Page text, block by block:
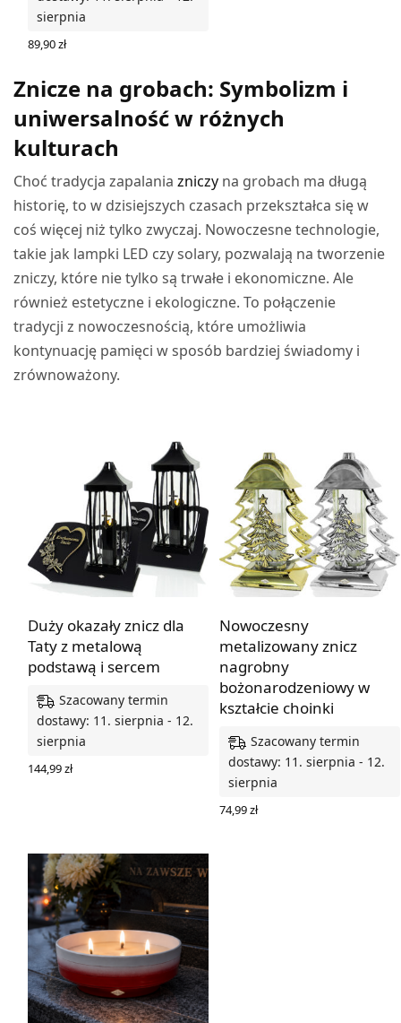
sierpnia
89,90zł
Znicze na grobach: Symbolizm i
uniwersalność w różnych
kulturach
Choć tradycja zapalaniazniczy na grobach ma długą
historię, to w dzisiejszych czasach przekształca się w
coś więcej niż tylko zwyczaj. Nowoczesne technologie,
takie jak lampki LED czy solary, pozwalają na tworzenie
zniczy, które nie tylko są trwałe i ekonomiczne. Ale
również estetyczne i ekologiczne. To połączenie
tradycji z nowoczesnością, które umożliwia
kontynuację pamięci w sposób bardziej świadomy i
zrównoważony.
Duży okazały znicz dla
Taty z metalową
podstawą i sercem
Szacowany termin
dostawy: 11. sierpnia - 12.
sierpnia
144,99zł
Nowoczesny
metalizowany znicz
nagrobny
bożonarodzeniowy w
kształcie choinki
Szacowany termin
dostawy: 11. sierpnia - 12.
sierpnia
74,99zł